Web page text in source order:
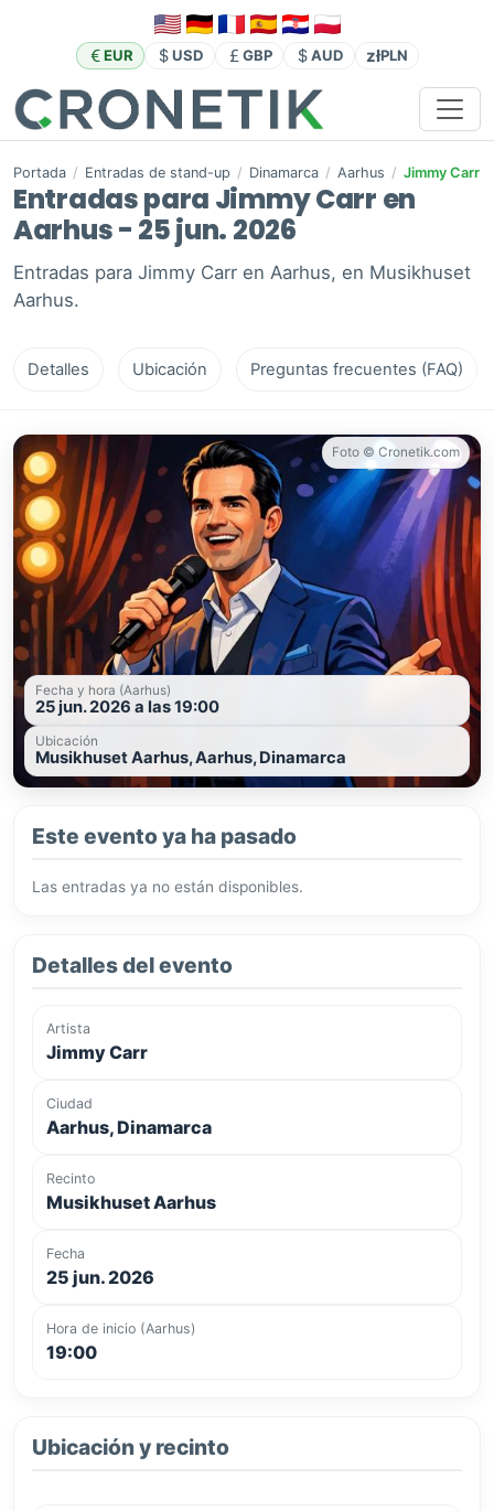
EUR USD GBP AUD złPLN
Portada / Entradas de stand-up / Dinamarca / Aarhus / Jimmy Carr
Entradas para Jimmy Carr en
Aarhus - 25 jun. 2026
Entradas para Jimmy Carr en Aarhus, en Musikhuset
Aarhus.
Detalles Ubicación Preguntas frecuentes (FAQ)
Foto © Cronetik.com
Fecha y hora (Aarhus)
25 jun. 2026 a las 19:00
Ubicación
Musikhuset Aarhus, Aarhus, Dinamarca
Este evento ya ha pasado
Las entradas ya no están disponibles.
Detalles del evento
Artista
Jimmy Carr
Ciudad
Aarhus, Dinamarca
Recinto
Musikhuset Aarhus
Fecha
25 jun. 2026
Hora de inicio (Aarhus)
19:00
Ubicación y recinto